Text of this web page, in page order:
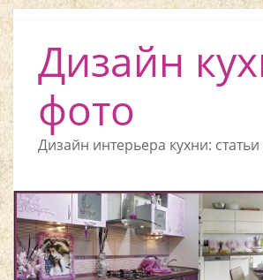
Дизайн
фото
Дизайн интерьера кухни: